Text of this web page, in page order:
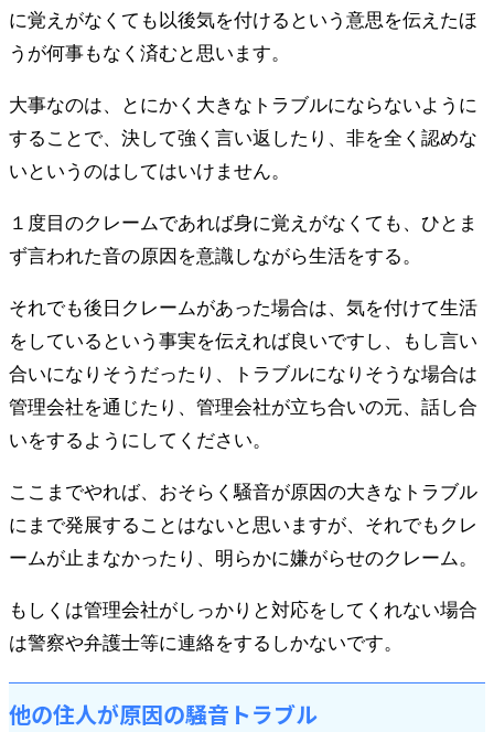
に覚えがなくても以後気を付けるという意思を伝えたほ
うが何事もなく済むと思います。
大事なのは、とにかく大きなトラブルにならないように
することで、決して強く言い返したり、非を全く認めな
いというのはしてはいけません。
１度目のクレームであれば身に覚えがなくても、ひとま
ず言われた音の原因を意識しながら生活をする。
それでも後日クレームがあった場合は、気を付けて生活
をしているという事実を伝えれば良いですし、もし言い
合いになりそうだったり、トラブルになりそうな場合は
管理会社を通じたり、管理会社が立ち合いの元、話し合
いをするようにしてください。
ここまでやれば、おそらく騒音が原因の大きなトラブル
にまで発展することはないと思いますが、それでもクレ
ームが止まなかったり、明らかに嫌がらせのクレーム。
もしくは管理会社がしっかりと対応をしてくれない場合
は警察や弁護士等に連絡をするしかないです。
他の住人が原因の騒音トラブル